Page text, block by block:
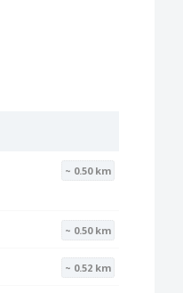
~ 0.50 km
~ 0.50 km
~ 0.52 km